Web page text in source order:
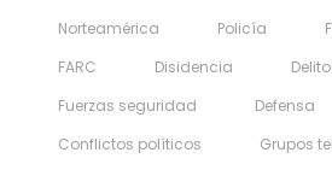
Norteamérica Policía
FARC
Disidencia
Fuerzas seguridad
Defensa
Conflictos políticos
Grupos